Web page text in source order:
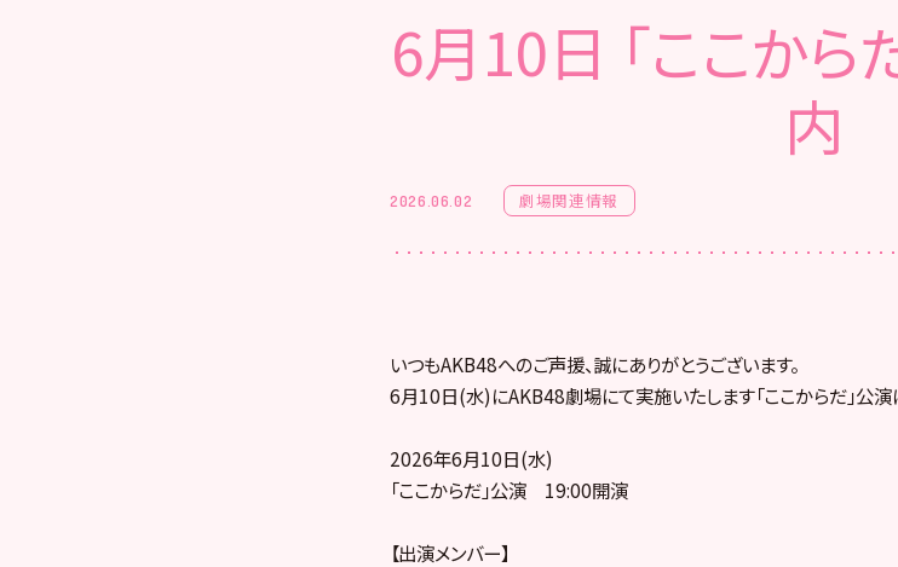
6月10日 「ここから
内
2026.06.02 劇場関連情報
いつもAKB48へのご声援、誠にありがとうございます。
6月10日(水)にAKB48劇場にて実施いたします「ここからだ」公演
2026年6月10日(水)
「ここからだ」公演 19:00開演
【出演メンバー】